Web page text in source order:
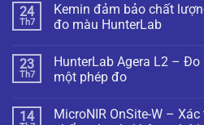
24
Th7
Kemin đảm bảo chất
đo màu HunterLab
23
Th7
HunterLab Agera L2 –
một phép đo
14
MicroNIR OnSite-W –